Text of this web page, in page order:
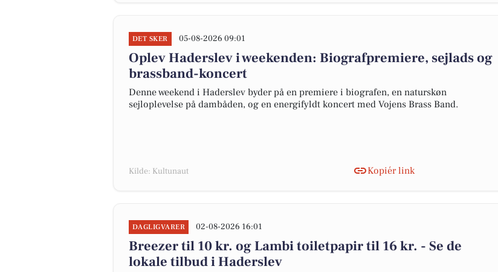
DET SKER 05-08-2026 09:01
Oplev Haderslev i weekenden: Biografpremiere, sejlads og
brassband-koncert
Denne weekend i Haderslev byder på en premiere i biografen, en naturskøn
sejloplevelse på dambåden, og en energifyldt koncert med Vojens Brass Band.
Kilde: Kultunaut Kopiér link
DAGLIGVARER 02-08-2026 16:01
Breezer til 10 kr. og Lambi toiletpapir til 16 kr. - Se de
lokale tilbud i Haderslev